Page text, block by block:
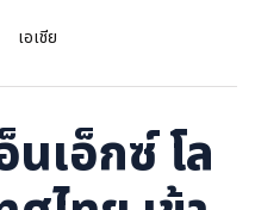
เอเชีย
นเอ็กซ์ โล